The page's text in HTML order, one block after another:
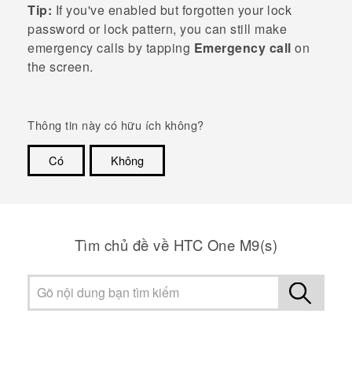
Tip: If you've enabled but forgotten your lock
password or lock pattern, you can still make
emergency calls by tapping Emergency call on
the screen.
Thông tin này có hữu ích không?
Có
Không
Tìm chủ đề về HTC One M9(s)